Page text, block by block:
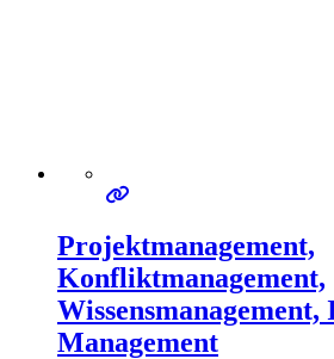
Projektmanagement,
Konfliktmanagement,
Management